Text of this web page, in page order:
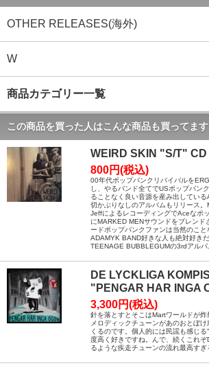
OTHER RELEASES(海外)
W
商品カテゴリー一覧
この商品を買った人はこんな商品も買ってます
WEIRD SKIN "S/T" CD
800円(税込)
00年代ポップパンクリバイバルを
し、やるバンド全てでUSポップパン
ることなく良い音源を産み出してい
切かぶりなしのアルバムもリリース
JeffによるレコーディングでAceなポ
にMARKED MENサウンドをブレンド
ードポップパンクファンは当然のこ
ADAMYK BAND好きな人も絶対好き
TEENAGE BUBBLEGUMの3rdアルバ
DE LYCKLIGA
"PENGAR HAR INGA
3,300円(税込)
針を落とすとそこはMartワールドが炸
メロディックチューンがあのおとぼけ
くるのです。個人的には民謡も感じ
度高く好きですね。んで、続くこれ
るような疾走チューンの流れ最高すぎ